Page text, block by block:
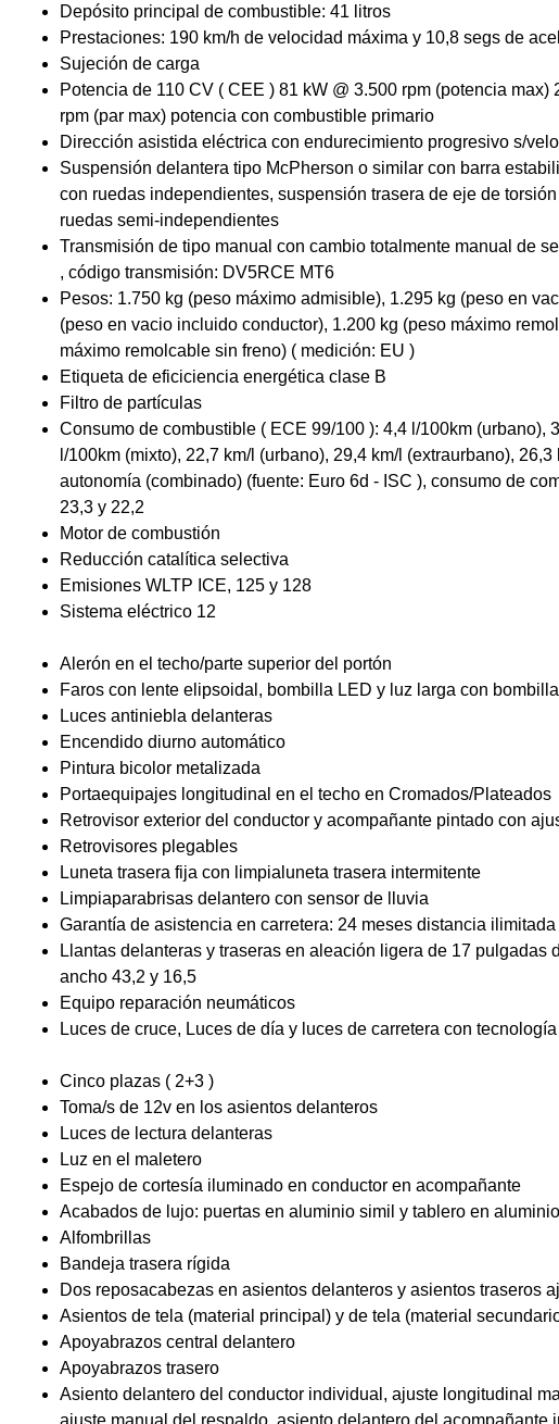
Depósito principal de combustible: 41 litros
Prestaciones: 190 km/h de velocidad máxima y 10,8 segs de
Sujeción de carga
Potencia de 110 CV ( CEE ) 81 kW @ 3.500 rpm (potencia max)
rpm (par max) potencia con combustible primario
Dirección asistida eléctrica con endurecimiento progresivo s/
Suspensión delantera tipo McPherson o similar con barra
con ruedas independientes, suspensión trasera de eje de
ruedas semi-independientes
Transmisión de tipo manual con cambio totalmente manual de
, código transmisión: DV5RCE MT6
Pesos: 1.750 kg (peso máximo admisible), 1.295 kg (peso en
(peso en vacio incluido conductor), 1.200 kg (peso máximo
máximo remolcable sin freno) ( medición: EU )
Etiqueta de eficiciencia energética clase B
Filtro de partículas
Consumo de combustible ( ECE 99/100 ): 4,4 l/100km (urbano),
l/100km (mixto), 22,7 km/l (urbano), 29,4 km/l (extraurbano),
autonomía (combinado) (fuente: Euro 6d - ISC ), consumo de
23,3 y 22,2
Motor de combustión
Reducción catalítica selectiva
Emisiones WLTP ICE, 125 y 128
Sistema eléctrico 12
Alerón en el techo/parte superior del portón
Faros con lente elipsoidal, bombilla LED y luz larga con
Luces antiniebla delanteras
Encendido diurno automático
Pintura bicolor metalizada
Portaequipajes longitudinal en el techo en Cromados/Plateados
Retrovisor exterior del conductor y acompañante pintado con
Retrovisores plegables
Luneta trasera fija con limpialuneta trasera intermitente
Limpiaparabrisas delantero con sensor de lluvia
Garantía de asistencia en carretera: 24 meses distancia ilimitada
Llantas delanteras y traseras en aleación ligera de 17 pulgadas
ancho 43,2 y 16,5
Equipo reparación neumáticos
Luces de cruce, Luces de día y luces de carretera con
Cinco plazas ( 2+3 )
Toma/s de 12v en los asientos delanteros
Luces de lectura delanteras
Luz en el maletero
Espejo de cortesía iluminado en conductor en acompañante
Acabados de lujo: puertas en aluminio simil y tablero en
Alfombrillas
Bandeja trasera rígida
Dos reposacabezas en asientos delanteros y asientos traseros
Asientos de tela (material principal) y de tela (material
Apoyabrazos central delantero
Apoyabrazos trasero
Asiento delantero del conductor individual, ajuste longitudinal
ajuste manual del respaldo, asiento delantero del acompañante